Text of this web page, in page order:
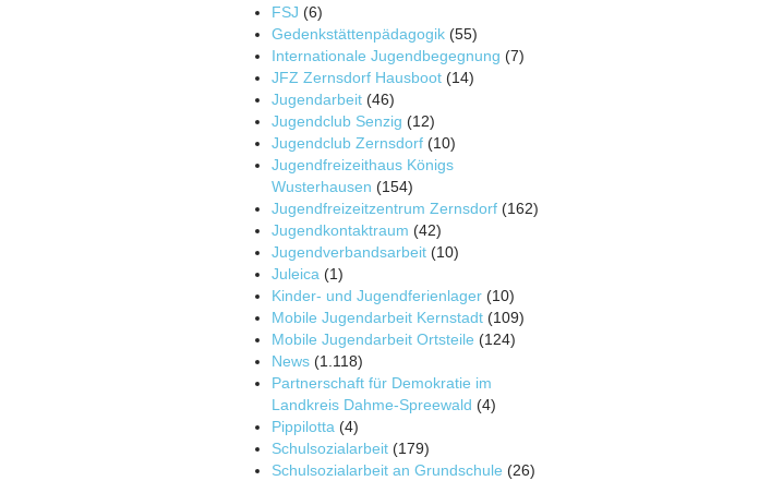
FSJ (6)
Gedenkstättenpädagogik (55)
Internationale Jugendbegegnung (7)
JFZ Zernsdorf Hausboot (14)
Jugendarbeit (46)
Jugendclub Senzig (12)
Jugendclub Zernsdorf (10)
Jugendfreizeithaus Königs
Wusterhausen (154)
Jugendfreizeitzentrum Zernsdorf (162)
Jugendkontaktraum (42)
Jugendverbandsarbeit (10)
Juleica (1)
Kinder- und Jugendferienlager (10)
Mobile Jugendarbeit Kernstadt (109)
Mobile Jugendarbeit Ortsteile (124)
News (1.118)
Partnerschaft für Demokratie im
Landkreis Dahme-Spreewald (4)
Pippilotta (4)
Schulsozialarbeit (179)
Schulsozialarbeit an Grundschule (26)